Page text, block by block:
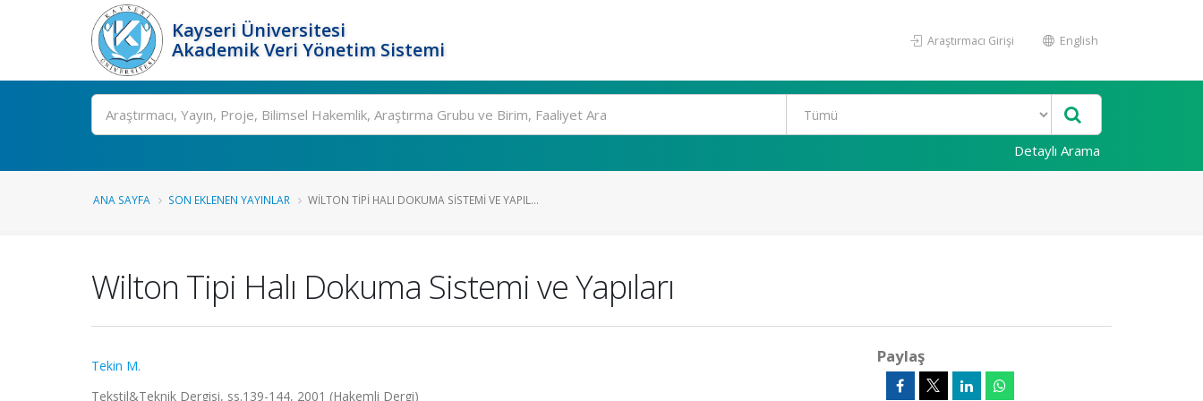
Kayseri Üniversitesi
Akademik Veri Yönetim Sistemi
Araştırmacı Girişi English
Ara
Detaylı Arama
ANA SAYFA SON EKLENEN YAYINLAR WILTON TIPI HALI DOKUMA SISTEMI VE YAPIL...
Wilton Tipi Halı Dokuma Sistemi ve Yapıları
Tekin M.
Tekstil&Teknik Dergisi, ss.139-144, 2001 (Hakemli Dergi)
Paylaş